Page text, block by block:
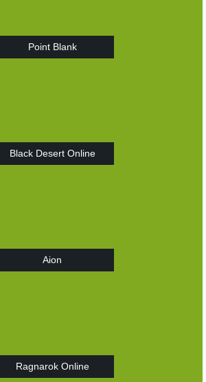
Point Blank
Black Desert Online
Aion
Ragnarok Online